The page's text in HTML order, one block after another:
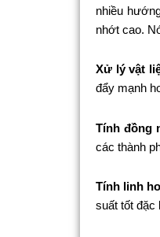
nhiều
nhớt cao.
Xử lý vật
đẩy mạnh
Tính đồng
các thành
Tính linh
suất tốt đặc